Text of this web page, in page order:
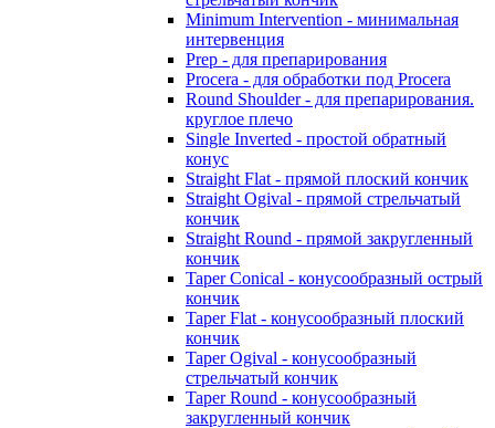
Minimum Intervention - минимальная
интервенция
Prep - для препарирования
Procera - для обработки под Procera
Round Shoulder - для препарирования.
круглое плечо
Single Inverted - простой обратный
конус
Straight Flat - прямой плоский кончик
Straight Ogival - прямой стрельчатый
кончик
Straight Round - прямой закругленный
кончик
Taper Conical - конусообразный острый
кончик
Taper Flat - конусообразный плоский
кончик
Taper Ogival - конусообразный
стрельчатый кончик
Taper Round - конусообразный
закругленный кончик